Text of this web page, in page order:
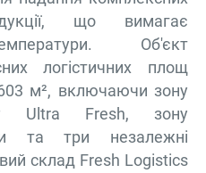
що вимагає
Об'єкт
логістичних площ
м², включаючи зону
Ultra Fresh, зону
та три незалежні
склад Fresh Logistics